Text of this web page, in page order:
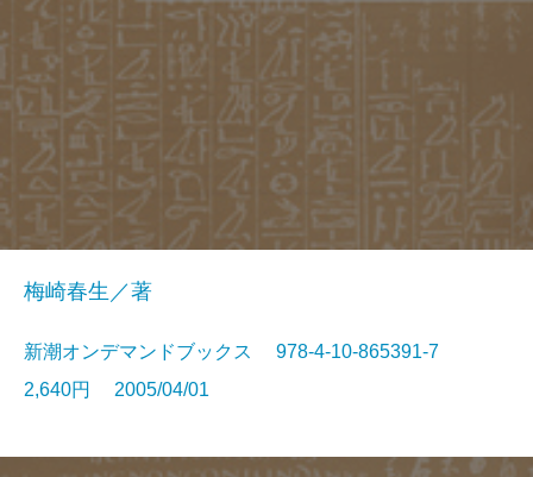
梅崎春生／著
新潮オンデマンドブックス 978-4-10-865391-7
2,640円 2005/04/01